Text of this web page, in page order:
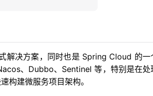
解决方案，同时也是 Spring Cloud 的一
、Dubbo、Sentinel 等，特别是在处
构建微服务项目架构。